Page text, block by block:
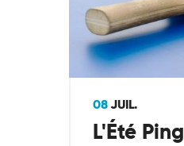
08JUIL.
L'Été Ping